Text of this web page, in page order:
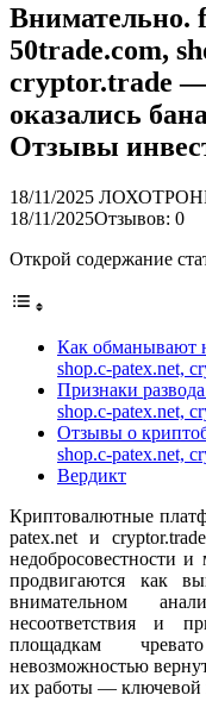
Внимательно.
50trade.com,
cryptor.trade
оказались
Отзывы
18/11/2025
18/11/2025Отзывов: 0
Открой содержание
Как обманывают
shop.c-patex.net,
Признаки
shop.c-patex.net,
Отзывы о
shop.c-patex.net,
Вердикт
Криптовалютные
patex.net и
недобросовестности
продвигаются как
внимательном
несоответствия и
площадкам
невозможностью
их работы — ключевой